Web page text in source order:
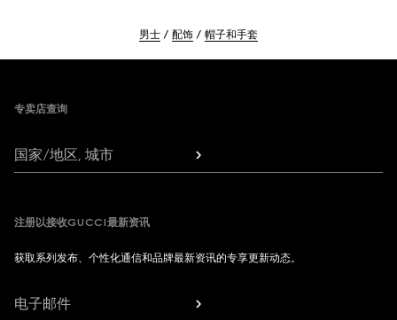
男士 配饰 帽子和手套
专卖店查询
国家/地区, 城市
注册以接收GUCCI最新资讯
获取系列发布、个性化通信和品牌最新资讯的专享更新动态。
电子邮件